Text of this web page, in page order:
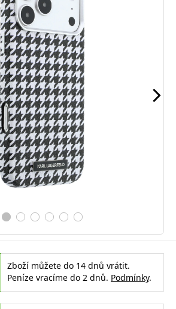
Zboží můžete do 14 dnů vrátit.
Peníze vracíme do 2 dnů. Podmínky.